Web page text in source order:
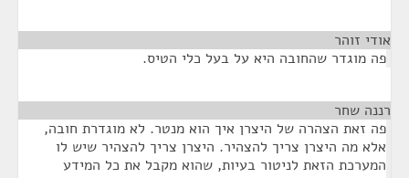
אודי זוהר
פה מוגדר שהחובה היא על בעל כלי הטיס.
רננה שחר
פה זאת הצהרה של היצרן איך הוא מנטר. לא מוגדרת חובה,
אלא מה היצרן צריך להצהיר. היצרן צריך להצהיר שיש לו
המערכת הזאת לניטור בעיות, שהוא מקבל את כל המידע